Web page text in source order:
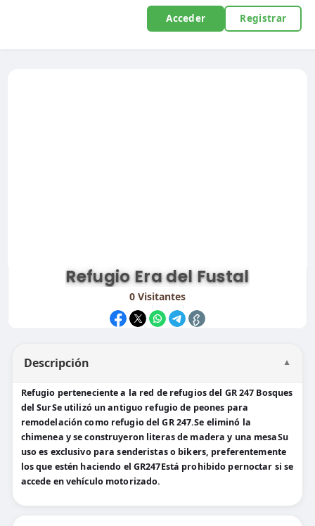
Acceder Registrar
Refugio Era del Fustal
0Visitantes
Descripción ▼
Refugio perteneciente a la red de refugios del GR 247 Bosques
del SurSe utilizó un antiguo refugio de peones para
remodelación como refugio del GR 247.Se eliminó la
chimenea y se construyeron literas de madera y una mesaSu
uso es exclusivo para senderistas o bikers, preferentemente
los que estén haciendo el GR247Está prohibido pernoctar si se
accede en vehículo motorizado.